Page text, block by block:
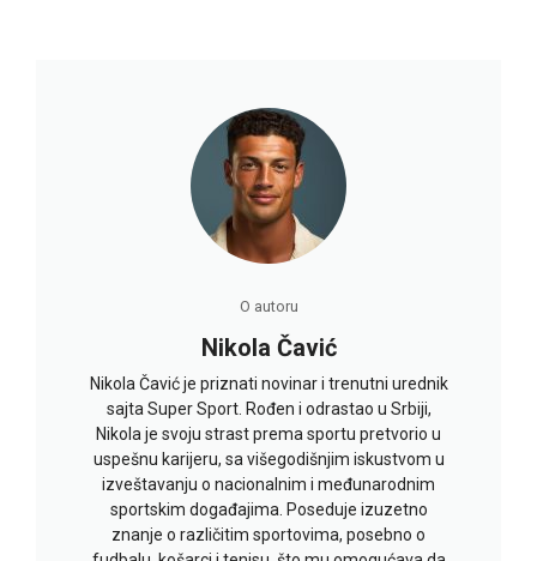
O autoru
Nikola Čavić
Nikola Čavić je priznati novinar i trenutni urednik
sajta Super Sport. Rođen i odrastao u Srbiji,
Nikola je svoju strast prema sportu pretvorio u
uspešnu karijeru, sa višegodišnjim iskustvom u
izveštavanju o nacionalnim i međunarodnim
sportskim događajima. Poseduje izuzetno
znanje o različitim sportovima, posebno o